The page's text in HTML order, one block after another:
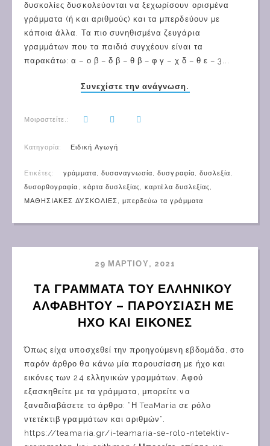
δυσκολίες δυσκολεύονται να ξεχωρίσουν ορισμένα
γράμματα (ή και αριθμούς) και τα μπερδεύουν με
κάποια άλλα. Τα πιο συνηθισμένα ζευγάρια
γραμμάτων που τα παιδιά συγχέουν είναι τα
παρακάτω: α – ο β – δ β – θ β – φ γ – χ δ – θ ε – 3...
Συνεχίστε την ανάγνωση.
Μοιραστείτε.:
Κατηγορία: Ειδική Αγωγή
Ετικέτες: γράμματα, δυσαναγνωσία,δυσγραφία, δυσλεξία,
δυσορθογραφία , κάρτα δυσλεξίας,καρτέλα δυσλεξίας,
ΜΑΘΗΣΙΑΚΕΣ ΔΥΣΚΟΛΙΕΣ, μπερδεύω τα γράμματα
29 ΜΑΡΤΊΟΥ, 2021
ΤΑ ΓΡΑΜΜΑΤΑ ΤΟΥ ΕΛΛΗΝΙΚΟΥ
ΑΛΦΑΒΗΤΟΥ – ΠΑΡΟΥΣΙΑΣΗ ΜΕ
ΗΧΟ ΚΑΙ ΕΙΚΟΝΕΣ
Όπως είχα υποσχεθεί την προηγούμενη εβδομάδα, στο
παρόν άρθρο θα κάνω μία παρουσίαση με ήχο και
εικόνες των 24 ελληνικών γραμμάτων. Αφού
εξασκηθείτε με τα γράμματα, μπορείτε να
ξαναδιαβάσετε το άρθρο: “Η TeaMaria σε ρόλο
ντετέκτιβ γραμμάτων και αριθμών”.
https://teamaria.gr/i-teamaria-se-rolo-ntetektiv-